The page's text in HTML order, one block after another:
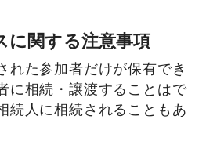
に関する注意事項
れた参加者だけが保有でき
に相続・譲渡することはで
続人に相続されることもあ